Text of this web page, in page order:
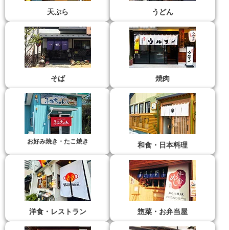
天ぷら うどん
そば 焼肉
お好み焼き・たこ焼き 和食・日本料理
洋食・レストラン 惣菜・お弁当屋